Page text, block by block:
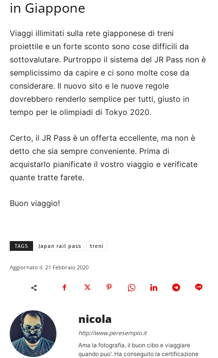
in Giappone
Viaggi illimitati sulla rete giapponese di treni
proiettile e un forte sconto sono cose difficili da
sottovalutare. Purtroppo il sistema del JR Pass non è
semplicissimo da capire e ci sono molte cose da
considerare. Il nuovo sito e le nuove regole
dovrebbero renderlo semplice per tutti, giusto in
tempo per le olimpiadi di Tokyo 2020.
Certo, il JR Pass è un offerta eccellente, ma non è
detto che sia sempre conveniente. Prima di
acquistarlo pianificate il vostro viaggio e verificate
quante tratte farete.
Buon viaggio!
TAGS Japan rail pass treni
Aggiornato il: 21 Febbraio 2020
nicola
http://www.peresempio.it
Ama la fotografia, il buon cibo e viaggiare
quando puo'. Ha conseguito la certificazione